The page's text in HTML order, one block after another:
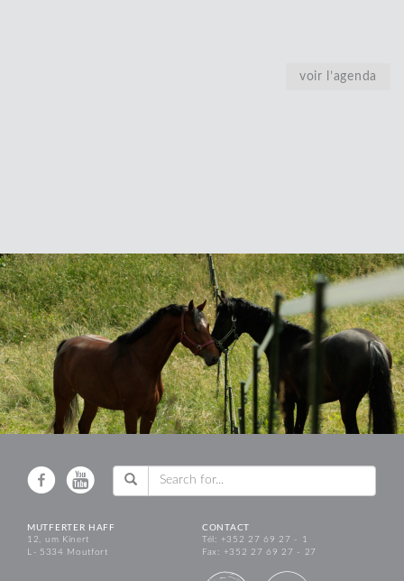
voir l’agenda
MUTFERTER HAFF
12, um Kinert
L - 5334 Moutfort
CONTACT
Tél: +352 27 69 27 - 1
Fax: +352 27 69 27 - 27